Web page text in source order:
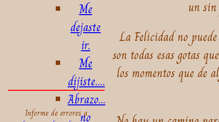
Me
dejaste
ir.
Me
dijiste....
Abrazo...
no
Informe de errores a
un sin
La Felicidad no
son todas esas gotas
los momentos que de